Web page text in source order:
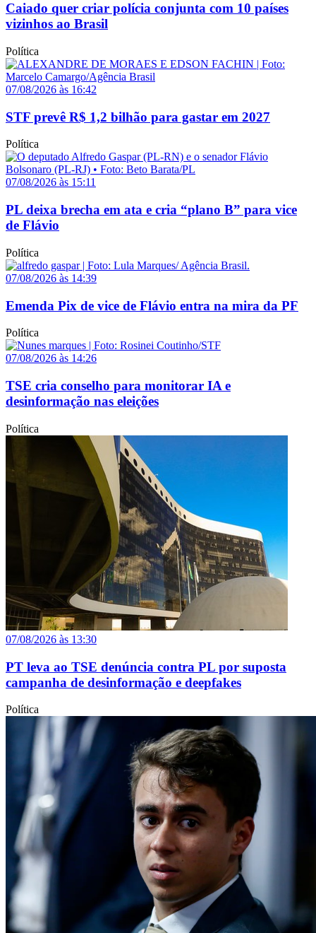
Caiado quer criar polícia conjunta com 10 países
vizinhos ao Brasil
Política
07/08/2026 às 16:42
STF prevê R$ 1,2 bilhão para gastar em 2027
Política
07/08/2026 às 15:11
PL deixa brecha em ata e cria “plano B” para vice
de Flávio
Política
07/08/2026 às 14:39
Emenda Pix de vice de Flávio entra na mira da PF
Política
07/08/2026 às 14:26
TSE cria conselho para monitorar IA e
desinformação nas eleições
Política
07/08/2026 às 13:30
PT leva ao TSE denúncia contra PL por suposta
campanha de desinformação e deepfakes
Política